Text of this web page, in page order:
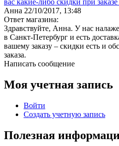
Анна 22/10/2017, 13:48
Ответ магазина:
Здравствуйте, Анна. У нас
в Санкт-Петербург и есть
вашему заказу – скидки есть и
заказа.
Написать сообщение
Моя учетная запись
Войти
Создать учетную запись
Полезная